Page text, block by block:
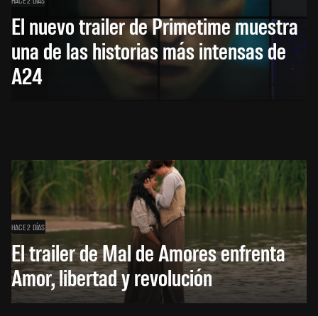
El nuevo trailer de Primetime muestra
una de las historias más intensas de
A24
HACE 2 DÍAS
El trailer de Mal de Amores enfrenta
Amor, libertad y revolución